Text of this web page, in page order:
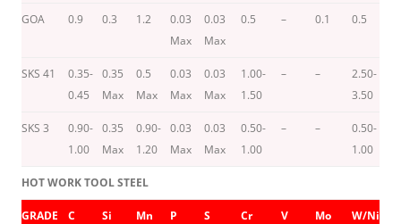
GOA 0.9 0.3 1.2
0.03
Max
0.03
Max
0.5 – 0.1 0.5
SKS 41
0.35-
0.45
0.35
Max
0.5
Max
0.03
Max
0.03
Max
1.00-
1.50
– –
2.50-
3.50
SKS 3
0.90-
1.00
0.35
Max
0.90-
1.20
0.03
Max
0.03
Max
0.50-
1.00
– –
0.50-
1.00
HOT WORK TOOL STEEL
GRADE C Si Mn P S Cr V Mo W/Ni